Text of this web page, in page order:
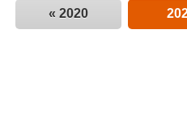
« 2020